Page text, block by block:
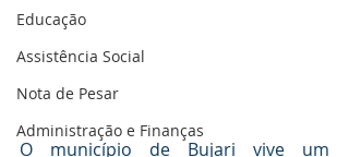
Educação
Assistência Social
Nota de Pesar
Administração e Finanças
O município de Bujari vive um